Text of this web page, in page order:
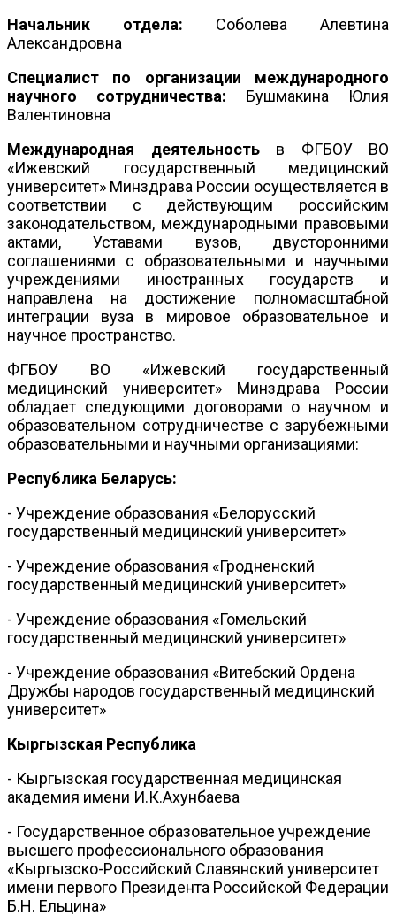
Начальник отдела: Соболева Алевтина
Александровна
Специалист по организации международного
научного сотрудничества: Бушмакина Юлия
Валентиновна
Международная деятельностьв ФГБОУ ВО
«Ижевский государственный медицинский
университет» Минздрава России осуществляется в
соответствии с действующим российским
законодательством, международными правовыми
актами, Уставами вузов, двусторонними
соглашениями с образовательными и научными
учреждениями иностранных государств и
направлена на достижение полномасштабной
интеграции вуза в мировое образовательное и
научное пространство.
ФГБОУ ВО «Ижевский государственный
медицинский университет» Минздрава России
обладает следующими договорами о научном и
образовательном сотрудничестве с зарубежными
образовательными и научными организациями:
Республика Беларусь:
- Учреждение образования «Белорусский
государственный медицинский университет»
- Учреждение образования «Гродненский
государственный медицинский университет»
- Учреждение образования «Гомельский
государственный медицинский университет»
- Учреждение образования «Витебский Ордена
Дружбы народов государственный медицинский
университет»
Кыргызская Республика
- Кыргызская государственная медицинская
академия имени И.К.Ахунбаева
- Государственное образовательное учреждение
высшего профессионального образования
«Кыргызско-Российский Славянский университет
имени первого Президента Российской Федерации
Б.Н. Ельцина»